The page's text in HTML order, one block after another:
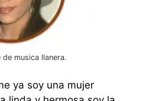
de musica llanera.
ya soy una mujer